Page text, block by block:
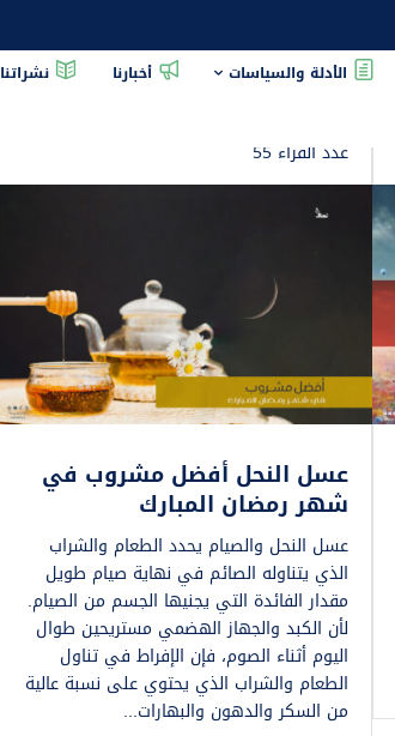
الأدلة والسياسات أخبارنا نشراتنا
عدد القراء 55
عسل النحل أفضل مشروب في
شهر رمضان المبارك
عسل النحل والصيام يحدد الطعام والشراب
الذي يتناوله الصائم في نهاية صيام طويل
مقدار الفائدة التي يجنيها الجسم من الصيام.
لأن الكبد والجهاز الهضمي مستريحين طوال
اليوم أثناء الصوم، فإن الإفراط في تناول
الطعام والشراب الذي يحتوي على نسبة عالية
من السكر والدهون والبهارات...